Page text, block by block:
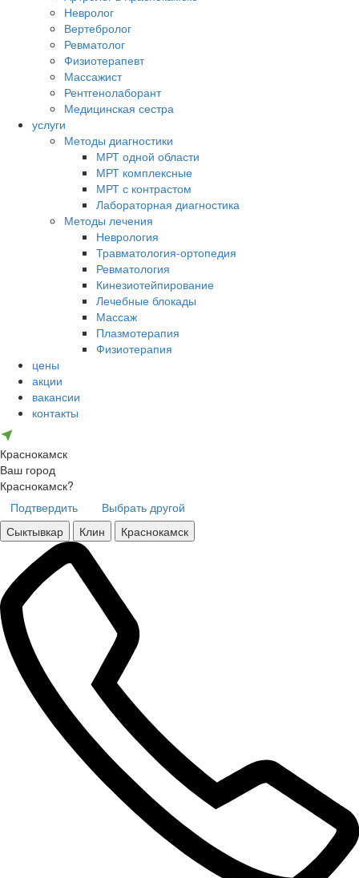
Невролог
Вертебролог
Ревматолог
Физиотерапевт
Массажист
Рентгенолаборант
Медицинская сестра
услуги
Методы диагностики
МРТ одной области
МРТ комплексные
МРТ с контрастом
Лабораторная диагностика
Методы лечения
Неврология
Травматология-ортопедия
Ревматология
Кинезиотейпирование
Лечебные блокады
Массаж
Плазмотерапия
Физиотерапия
цены
акции
вакансии
контакты
Краснокамск
Ваш город
Краснокамск?
Подтвердить
Выбрать другой
Сыктывкар
Клин Краснокамск